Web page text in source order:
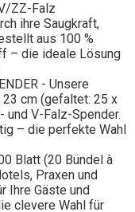
ZZ-Falz
ihre Saugkraft,
aus 100 %
– die ideale Lösung
- Unsere
23 cm (gefaltet: 25 x
und V-Falz-Spender.
– die perfekte Wahl
Blatt (20 Bündel à
Praxen und
Ihre Gäste und
clevere Wahl für